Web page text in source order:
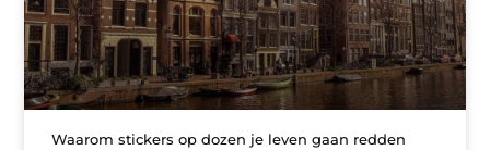
Waarom stickers op dozen je leven gaan redden